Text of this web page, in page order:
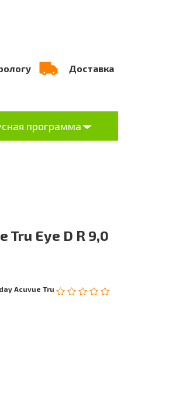
Доставка
программа
Tru Eye D R 9,0
Acuvue Tru